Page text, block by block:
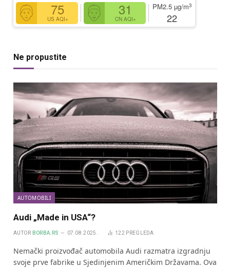
75
US AQI+
31
CN AQI+
PM2.5 µg/m3
22
Ne propustite
AUTOMOBILI
Audi „Made in USA“?
AUTOR BORBA.RS 07.08.2025. 122 PREGLEDA
Nemački proizvođač automobila Audi razmatra izgradnju
svoje prve fabrike u Sjedinjenim Američkim Državama. Ova